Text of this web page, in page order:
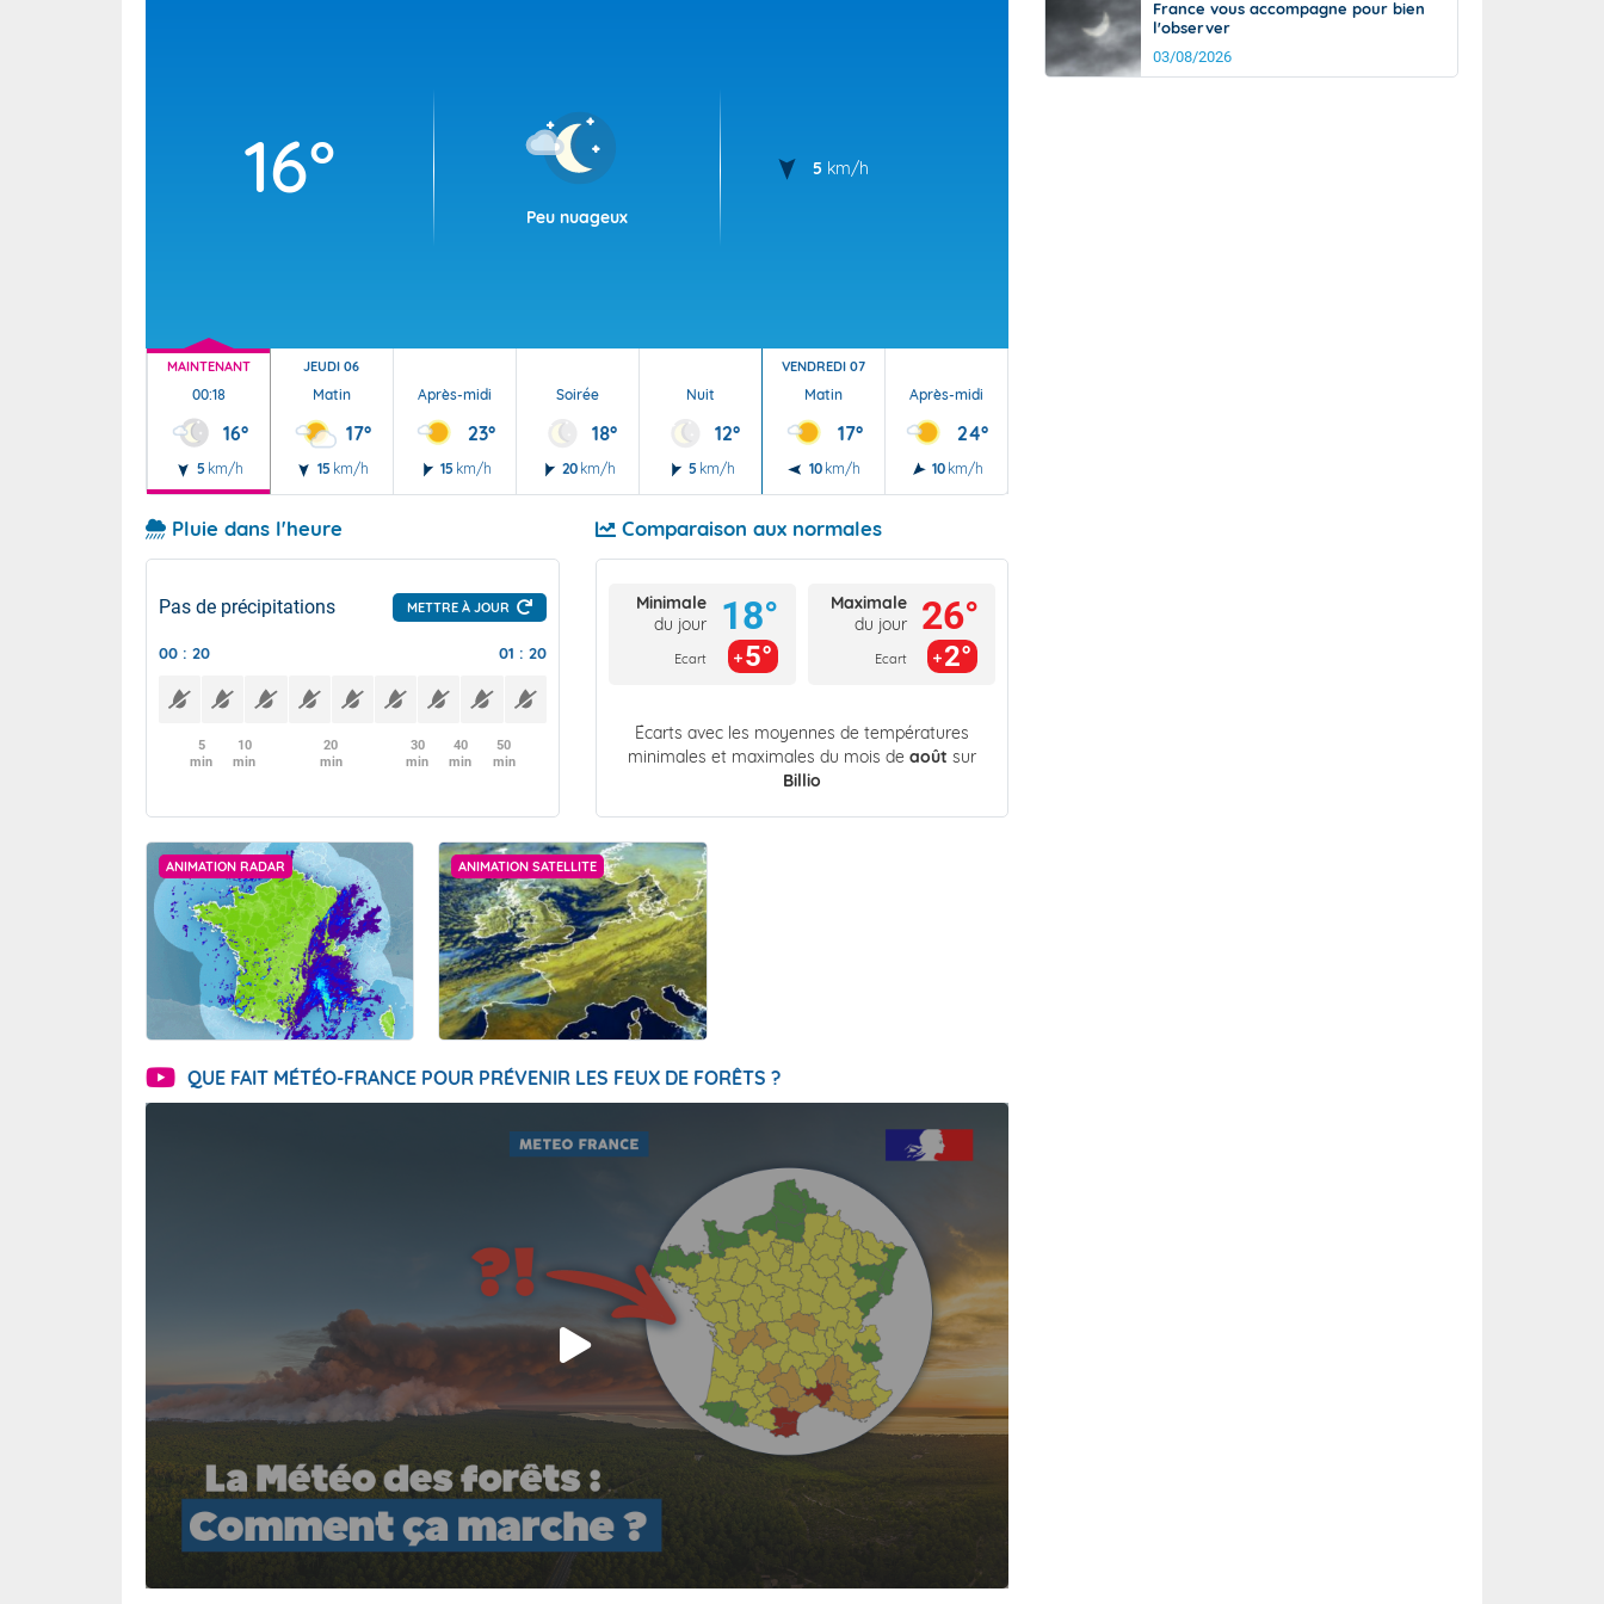
16°
Peu nuageux
5 km/h
MAINTENANT
00:18
16°
5 km/h
JEUDI 06
Matin
17°
15 km/h
Après-midi
23°
15 km/h
Soirée
18°
20 km/h
Nuit
12°
5 km/h
VENDREDI 07
Matin
17°
10 km/h
Après-midi
24°
10 km/h
Pluie dans l'heure
Pas de précipitations METTRE À JOUR
00 : 20 01 : 20
5
min
10
min
20
min
30
min
40
min
50
min
Comparaison aux normales
Minimale
du jour
Ecart
18°
5°
Maximale
du jour
Ecart
26°
2°
Écarts avec les moyennes de températures
minimales et maximales du mois de août sur
Billio
ANIMATION RADAR ANIMATION SATELLITE
QUE FAIT MÉTÉO-FRANCE POUR PRÉVENIR LES FEUX DE FORÊTS ?
France vous accompagne pour bien
l'observer
03/08/2026